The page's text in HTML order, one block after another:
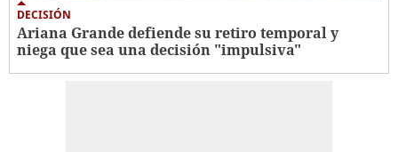
DECISIÓN
Ariana Grande defiende su retiro temporal y
niega que sea una decisión "impulsiva"